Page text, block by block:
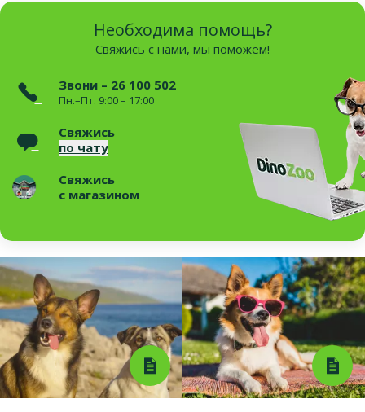
Необходима помощь?
Свяжись с нами, мы поможем!
Звони – 26 100 502
Пн.–Пт. 9:00 – 17:00
Свяжись
по чату
Свяжись
с магазином